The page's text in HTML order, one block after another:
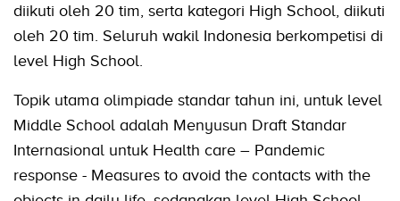
diikuti oleh 20 tim, serta kategori High School, diikuti
oleh 20 tim. Seluruh wakil Indonesia berkompetisi di
level High School.
Topik utama olimpiade standar tahun ini, untuk level
Middle School adalah Menyusun Draft Standar
Internasional untuk Health care – Pandemic
response - Measures to avoid the contacts with the